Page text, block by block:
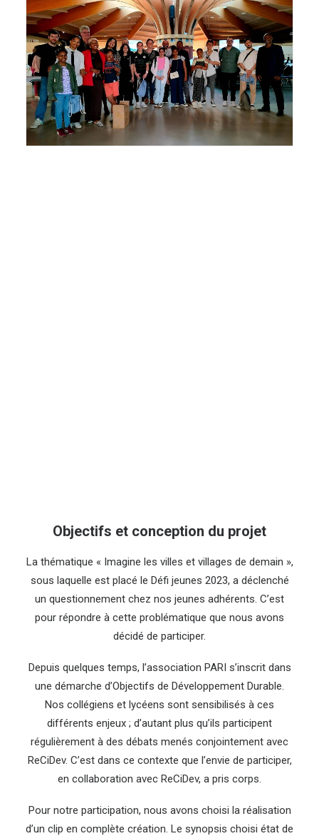
Objectifs et conception du projet
La thématique « Imagine les villes et villages de demain »,
sous laquelle est placé le Défi jeunes 2023, a déclenché
un questionnement chez nos jeunes adhérents. C’est
pour répondre à cette problématique que nous avons
décidé de participer.
Depuis quelques temps, l’association PARI s’inscrit dans
une démarche d’Objectifs de Développement Durable.
Nos collégiens et lycéens sont sensibilisés à ces
différents enjeux ; d’autant plus qu’ils participent
régulièrement à des débats menés conjointement avec
ReCiDev. C’est dans ce contexte que l’envie de participer,
en collaboration avec ReCiDev, a pris corps.
Pour notre participation, nous avons choisi la réalisation
d’un clip en complète création. Le synopsis choisi état de